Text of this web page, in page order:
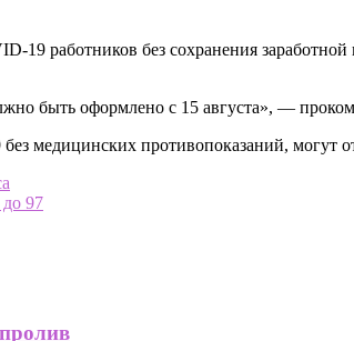
19 работников без сохранения
быть оформлено с 15 августа», —
медицинских противопоказаний, могут
97